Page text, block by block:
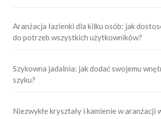
Aranżacja łazienki dla kilku osób: jak
do potrzeb wszystkich użytkowników?
Szykowna jadalnia: jak dodać swojemu
szyku?
Niezwykłe kryształy i kamienie w aranżacji